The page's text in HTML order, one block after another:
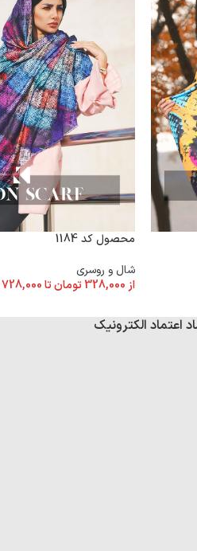
محصول کد 1184
شال و روسری
از 328,000 تومانتا728,000
اعتماد الکترونیک